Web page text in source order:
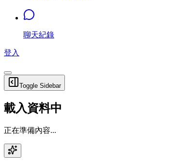
聊天紀錄
登入
Toggle Sidebar
載入資料中
正在準備內容...